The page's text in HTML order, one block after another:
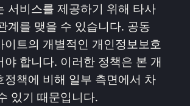
서비스를 제공하기 위해 타사
계를 맺을 수 있습니다. 공동
이트의 개별적인 개인정보보호
야 합니다. 이러한 정책은 본 개
정책에 비해 일부 측면에서 차
있기 때문입니다.